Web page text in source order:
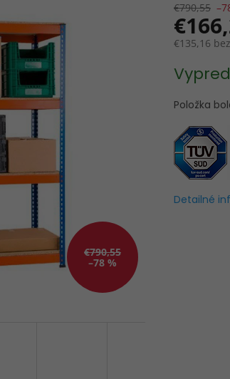
€790,55
–78 %
€790,55
€135,16
cena:
Položka
Detailné